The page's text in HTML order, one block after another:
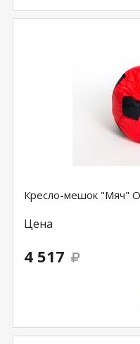
Кресло-мешок "Мяч"
Цена
4 517